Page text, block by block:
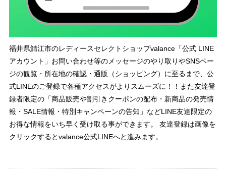
福井県鯖江市のレディースセレクトショップvalance「公式 LINE
アカウント」お問い合わせ等のメッセージのやり取りやSNSペー
ジの観覧・所在地の確認・通販（ショッピング）に至るまで、公
式LINEのご登録で各種アクセスがよりスムーズに！！また友達登
録者限定の「商品販売や割引きクーポンの配布・新商品の発売情
報・SALE情報・特別キャンペーンの告知」などLINE友達限定の
お得な情報をいち早く受け取る事ができます。 友達登録は画像を
クリックするとvalance公式LINEへと進みます。